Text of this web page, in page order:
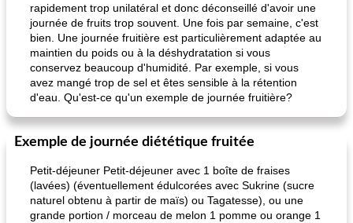
rapidement trop unilatéral et donc déconseillé d'avoir une
journée de fruits trop souvent. Une fois par semaine, c'est
bien. Une journée fruitière est particulièrement adaptée au
maintien du poids ou à la déshydratation si vous
conservez beaucoup d'humidité. Par exemple, si vous
avez mangé trop de sel et êtes sensible à la rétention
d'eau. Qu'est-ce qu'un exemple de journée fruitière?
Exemple de journée diététique fruitée
Petit-déjeuner Petit-déjeuner avec 1 boîte de fraises
(lavées) (éventuellement édulcorées avec Sukrine (sucre
naturel obtenu à partir de maïs) ou Tagatesse), ou une
grande portion / morceau de melon 1 pomme ou orange 1